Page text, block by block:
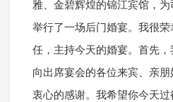
雅、金碧辉煌的锦江宾馆，
举行了一场后门婚宴。我很
任，主持今天的婚宴。首先，
向出席宴会的各位来宾、亲
衷心的感谢。我希望你今天